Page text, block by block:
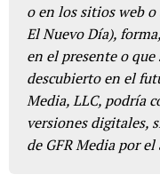
o en los sitios web
El Nuevo Día),
en el presente o
descubierto en el
Media, LLC, podría
versiones digitales,
de GFR Media por